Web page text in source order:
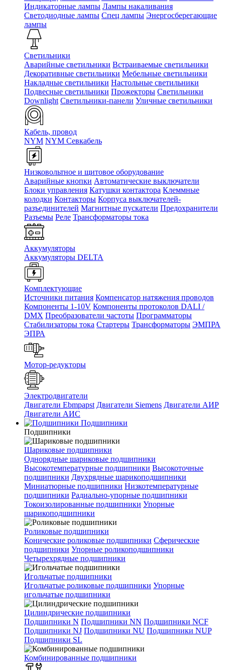
Индикаторные лампы Лампы накаливания
Светодиодные лампы Спец лампы Энергосберегающие
лампы
Светильники
Аварийные светильники Встраиваемые светильники
Декоративные светильники Мебельные светильники
Накладные светильники Настольные светильники
Подвесные светильники Прожекторы Светильники
Downlight Светильники-панели Уличные светильники
Кабель, провод
NYM NYM Севкабель
Низковольтное и щитовое оборудование
Аварийные кнопки Автоматические выключатели
Блоки управления Катушки контактора Клеммные
колодки Контакторы Корпуса выключателей-
разъединителей Магнитные пускатели Предохранители
Разъемы Реле Трансформаторы тока
Аккумуляторы
Аккумуляторы DELTA
Комплектующие
Источники питания Компенсатор натяжения проводов
Компоненты 1-10V Компоненты протоколов DALI /
DMX Преобразователи частоты Программаторы
Стабилизаторы тока Стартеры Трансформаторы ЭМПРА
ЭПРА
Мотор-редукторы
Электродвигатели
Двигатели Ebmpapst Двигатели Siemens Двигатели АИР
Двигатели АИС
Подшипники
Подшипники
Шариковые подшипники
Однорядные шариковые подшипники
Высокотемпературные подшипники Высокоточные
подшипники Двухрядные шарикоподшипники
Миниатюрные подшипники Низкотемпературные
подшипники Радиально-упорные подшипники
Токоизолированные подшипники Упорные
шарикоподшипники
Роликовые подшипники
Конические роликовые подшипники Сферические
подшипники Упорные роликоподшипники
Четырехрядные подшипники
Игольчатые подшипники
Игольчатые роликовые подшипники Упорные
игольчатые подшипники
Цилиндрические подшипники
Подшипники N Подшипники NN Подшипники NCF
Подшипники NJ Подшипники NU Подшипники NUP
Подшипники SL
Комбинированные подшипники